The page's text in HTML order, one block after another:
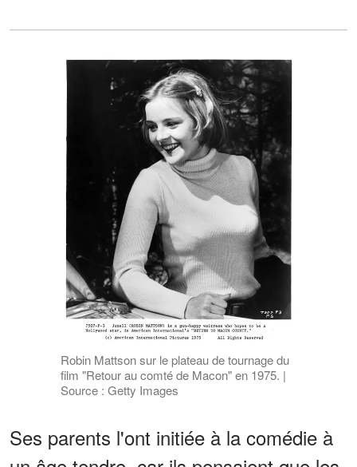
Robin Mattson sur le plateau de tournage du
film "Retour au comté de Macon" en 1975. |
Source : Getty Images
Ses parents l'ont initiée à la comédie à